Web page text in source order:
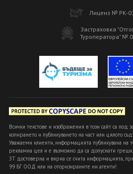
Лиценз № РК-
Застраховка
Туроператора" №
Всички текстове и изображения в този сайт са под
копирането и публикуването на част или цялото
Уважаеми клиенти, информацията публикувана на
рекламна цел и е възможно да са допуснати
ЗТ достоверна и вярна се счита информацията,
99 БГ ООД или на оторизираните ни агенти!